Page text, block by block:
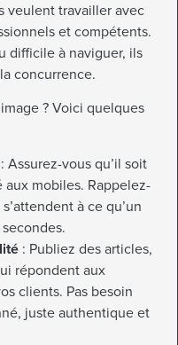
veulent travailler avec
et compétents.
difficile à naviguer, ils
concurrence.
? Voici quelques
: Assurez-vous qu’il soit
mobiles. Rappelez-
à ce qu’un
: Publiez des articles,
répondent aux
clients. Pas besoin
juste authentique et